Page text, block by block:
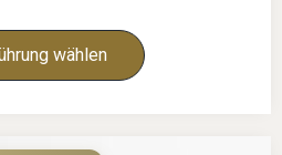
wählen